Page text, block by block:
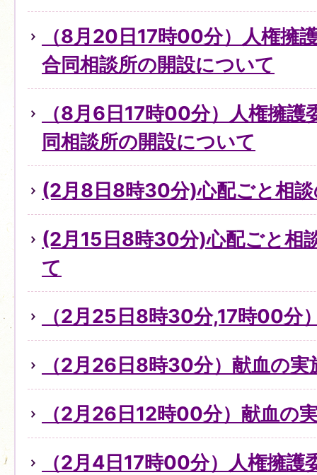
（8月20日17時00分）人権擁
合同相談所の開設について
（8月6日17時00分）人権擁護
同相談所の開設について
(2月8日8時30分)心配ごと相
(2月15日8時30分)心配ごと相
て
（2月25日8時30分,17時00分
（2月26日8時30分）献血の
（2月26日12時00分）献血の
（2月4日17時00分）人権擁護